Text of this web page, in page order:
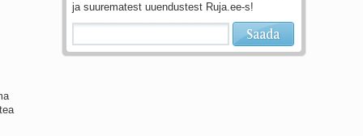
ja suurematest uuendustest Ruja.ee-s!